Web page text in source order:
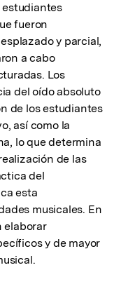
estudiantes
fueron
y parcial,
a cabo
Los
del oído absoluto
de los estudiantes
así como la
lo que determina
de las
del
esta
musicales. En
elaborar
y de mayor